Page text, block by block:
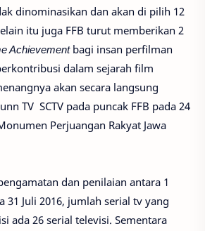
dinominasikan dan akan di pilih 12
itu juga FFB turut memberikan 2
Achievementbagi insan perfilman
dalam sejarah film
akan secara langsung
TV SCTV pada puncak FFB pada 24
Perjuangan Rakyat Jawa
dan penilaian antara 1
31 Juli 2016, jumlah serial tv yang
ada 26 serial televisi. Sementara